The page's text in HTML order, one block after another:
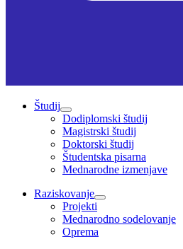
Študij
Dodiplomski študij
Magistrski študij
Doktorski študij
Študentska pisarna
Mednarodne izmenjave
Raziskovanje
Projekti
Mednarodno sodelovanje
Oprema